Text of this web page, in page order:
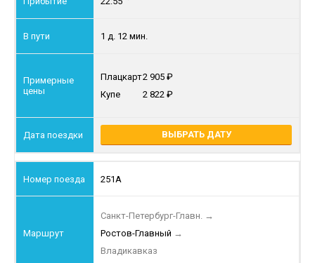
1 д. 12 мин.
Плацкарт2 905
Купе
2 822
ВЫБРАТЬ ДАТУ
251А
Санкт-Петербург-Главн. →
Ростов-Главный →
Владикавказ